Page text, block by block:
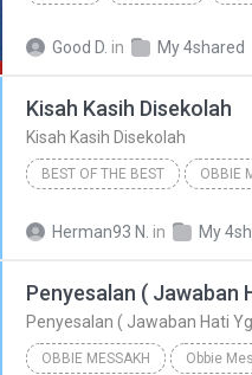
Good D. in My 4shared
Kisah Kasih Disekolah
Kisah Kasih Disekolah
BEST OF THE BEST OBBIE
Herman93 N. in My
Penyesalan ( Jawaban
Penyesalan ( Jawaban Hati
OBBIE MESSAKH Obbie